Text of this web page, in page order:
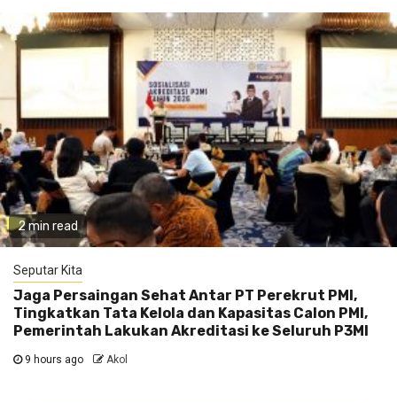
2 min read
Seputar Kita
Jaga Persaingan Sehat Antar PT Perekrut PMI,
Tingkatkan Tata Kelola dan Kapasitas Calon PMI,
Pemerintah Lakukan Akreditasi ke Seluruh P3MI
9 hours ago Akol